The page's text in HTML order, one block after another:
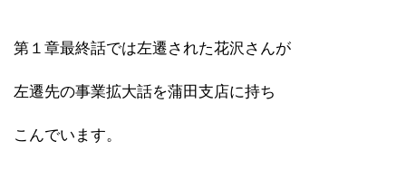
第１章最終話では左遷された花沢さんが
左遷先の事業拡大話を蒲田支店に持ち
こんでいます。